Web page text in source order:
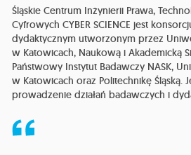
Śląskie Centrum Inżynierii Prawa,
Cyfrowych CYBER SCIENCE jest
dydaktycznym utworzonym przez
w Katowicach, Naukową i Akademicką
Państwowy Instytut Badawczy NASK,
w Katowicach oraz Politechnikę Śląską.
prowadzenie działań badawczych i